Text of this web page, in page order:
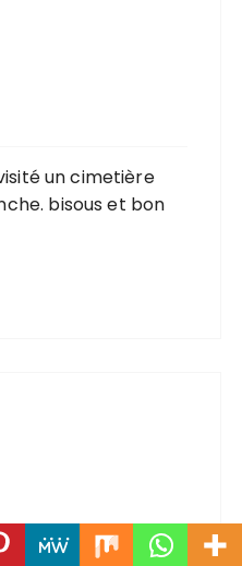
un cimetière
bisous et bon